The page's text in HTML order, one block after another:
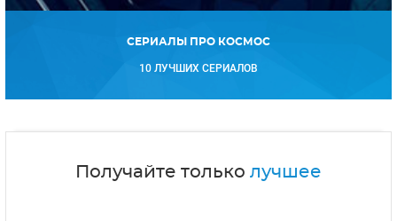
СЕРИАЛЫ ПРО КОСМОС
10 ЛУЧШИХ СЕРИАЛОВ
Получайте только лучшее